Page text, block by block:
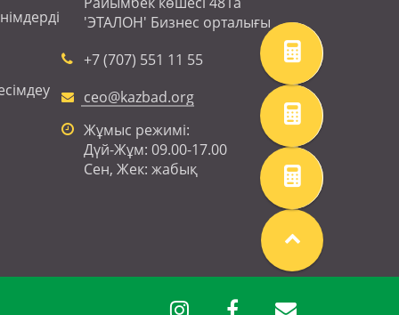
'ЭТАЛОН' Бизнес орталығы
+7 (707) 551 11 55
ceo@kazbad.org
Жұмыс режимі:
Дүй-Жұм: 09.00-17.00
Сен, Жек: жабық